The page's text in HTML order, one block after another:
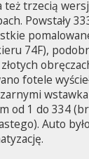
też trzecią
Powstały
74F),
fotele
od 1 do 334
Auto było